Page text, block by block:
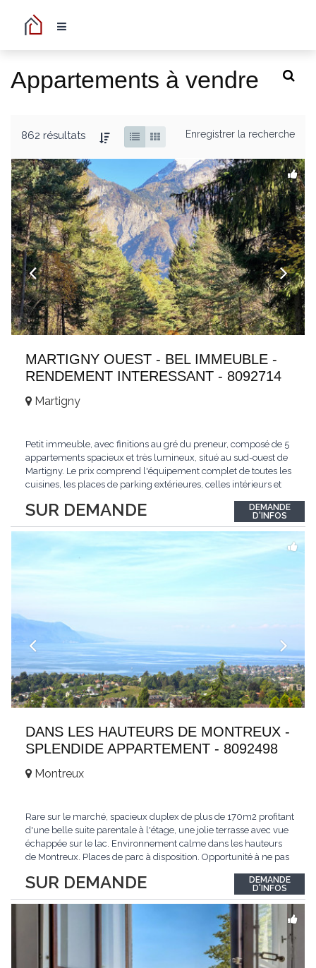
Appartements à vendre
862 résultats Enregistrer la recherche
MARTIGNY OUEST - BEL IMMEUBLE -
RENDEMENT INTERESSANT - 8092714
SUR DEMANDE
Martigny
Petit immeuble, avec finitions au gré du preneur, composé de 5
appartements spacieux et très lumineux, situé au sud-ouest de
Martigny. Le prix comprend l'équipement complet de toutes les
cuisines, les places de parking extérieures, celles intérieurs et
opportunité exclusive avec un rendement intéressant. Plus
d'informations...
DEMANDE
D'INFOS
DANS LES HAUTEURS DE MONTREUX -
SPLENDIDE APPARTEMENT - 8092498
SUR DEMANDE
Montreux
Rare sur le marché, spacieux duplex de plus de 170m2 profitant
d'une belle suite parentale à l'étage, une jolie terrasse avec vue
échappée sur le lac. Environnement calme dans les hauteurs
de Montreux. Places de parc à disposition. Opportunité à ne pas
auf dem Markt, geräumiges Duplex von mehr als 170m2 mit
einer schönen...
DEMANDE
D'INFOS